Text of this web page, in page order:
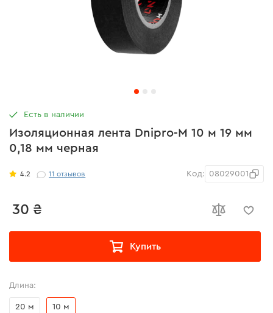
Изоляционная лента Dnipro-M 10 м 19 мм
0,18 мм черная
4.2 11отзывов Код: 08029001
30 ₴
Купить
Есть в наличии
Длина:
20 м 10 м